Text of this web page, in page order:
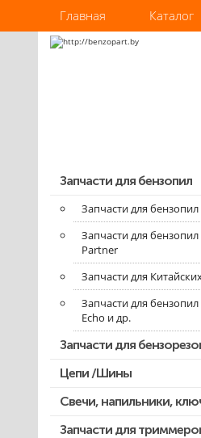
Главная Каталог
Запчасти для бензопил
Запчасти для
Запчасти для
Partner
Запчасти для
Запчасти для
Echo и др.
Запчасти для
Цепи /Шины
Свечи, напильники,
Запчасти для